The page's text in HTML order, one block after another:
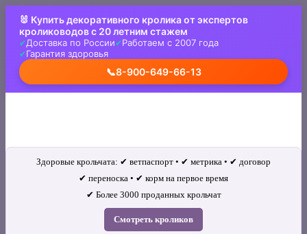
content
🐰 Купить декоративного кролика от экспертов
кролиководов с 20 летним стажем
Доставка по России
Работаем с 2007 года
Гарантия здоровья
📞8-900-649-66-13
Здоровые крольчата: ✔ ветпаспорт • ✔ метрика • ✔ договор
✔ переноска • ✔ корм на первое время
✔ Более 3000 проданных крольчат
Смотреть кроликов